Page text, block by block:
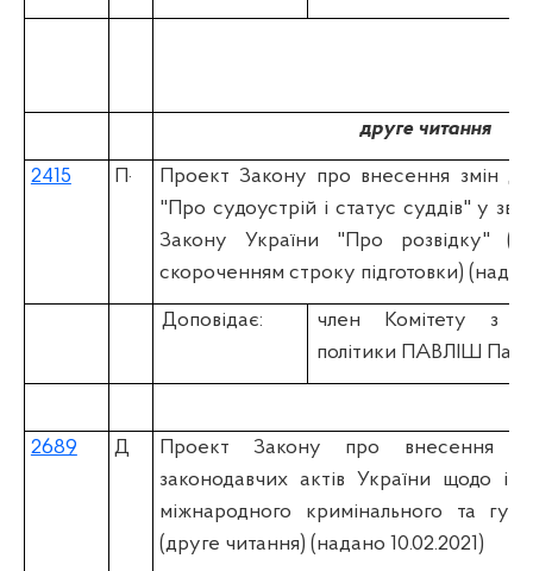
друге читання
2415 П·
Проект Закону про внесення змін
"Про судоустрій і статус суддів" у
Закону України "Про розвідку"
скороченням строку підготовки)
Доповідає:
член Комітету з
політики ПАВЛІШ
2689 Д
Проект Закону про внесення
законодавчих актів України щодо
міжнародного кримінального та
(друге читання) (надано 10.02.2021)